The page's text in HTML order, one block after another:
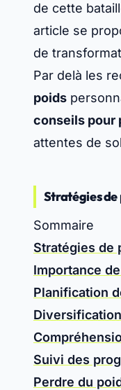
de cette
article se
de
Par delà les
poids
conseils pour
attentes de
Stratégies de
Sommaire
Stratégies de
Importance
Planification
Suivi des
Perdre du